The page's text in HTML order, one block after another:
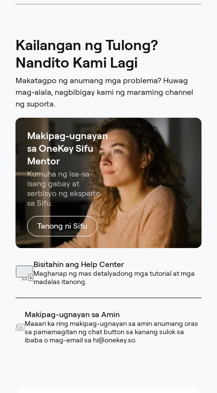
Kailangan ng Tulong?
Nandito Kami Lagi
Makatagpo ng anumang mga problema? Huwag
mag-alala, nagbibigay kami ng maraming channel
ng suporta.
Makipag-ugnayan
sa OneKey Sifu
Mentor
Kumuha ng isa-sa-
isang gabay at
serbisyo ng eksperto
sa Sifu.
Tanong ni Sifu
Bisitahin ang Help Center
Maghanap ng mas detalyadong mga tutorial at mga
madalas itanong.
Makipag-ugnayan sa Amin
Maaari ka ring makipag-ugnayan sa amin anumang oras
sa pamamagitan ng chat button sa kanang sulok sa
ibaba o mag-email sa hi@onekey.so.